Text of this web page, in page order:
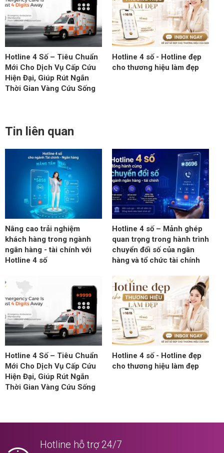
Hotline 4 Số – Tiêu Chuẩn
Mới Cho Dịch Vụ Cấp Cứu
Hiện Đại, Giúp Rút Ngắn
Thời Gian Vàng Cứu Sống
Hotline 4 số - Hotline đẹp
cho thương hiệu làm đẹp
Tin liên quan
Nâng cao trải nghiệm
khách hàng trong ngành
ngân hàng - tài chính với
Hotline 4 số
Hotline 4 số – Mảnh ghép
quan trọng trong hành trình
chuyển đổi số của ngân
hàng và tổ chức tài chính
Hotline 4 Số – Tiêu Chuẩn
Mới Cho Dịch Vụ Cấp Cứu
Hiện Đại, Giúp Rút Ngắn
Thời Gian Vàng Cứu Sống
Hotline 4 số - Hotline đẹp
cho thương hiệu làm đẹp
Hotline hỗ trợ 24/7